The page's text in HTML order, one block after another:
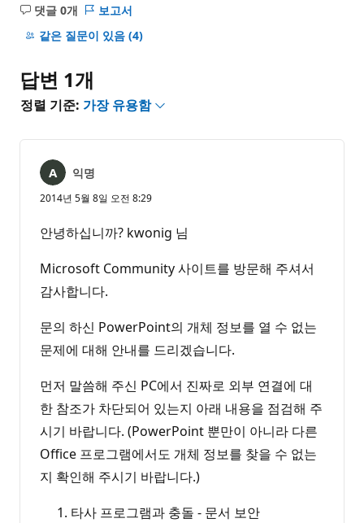
댓글 0개
설
명
음
보고서
같은 질문이 있음 (4)
답변 1개
정렬 기준: 가장 유용함
익명
2014년 5월 8일 오전 8:29
안녕하십니까? kwonig 님
Microsoft Community 사이트를 방문해 주셔서
감사합니다.
문의 하신 PowerPoint의 개체 정보를 열 수 없는
문제에 대해 안내를 드리겠습니다.
먼저 말씀해 주신 PC에서 진짜로 외부 연결에 대
한 참조가 차단되어 있는지 아래 내용을 점검해 주
시기 바랍니다. (PowerPoint 뿐만이 아니라 다른
Office 프로그램에서도 개체 정보를 찾을 수 없는
지 확인해 주시기 바랍니다.)
타사 프로그램과 충돌 - 문서 보안